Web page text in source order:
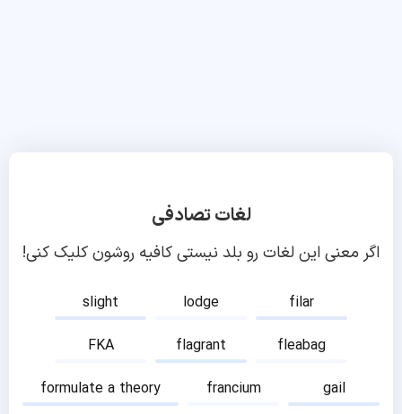
لغات تصادفی
اگر معنی این لغات رو بلد نیستی کافیه روشون کلیک کنی!
slight lodge
filar
FKA
flagrant
fleabag
formulate a theory
francium
gail